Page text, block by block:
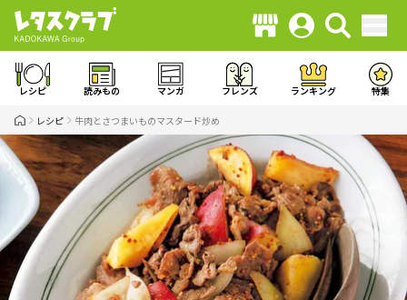
レシピ 読みもの マンガ フレンズ ランキング 特集
レシピ 牛肉とさつまいものマスタード炒め